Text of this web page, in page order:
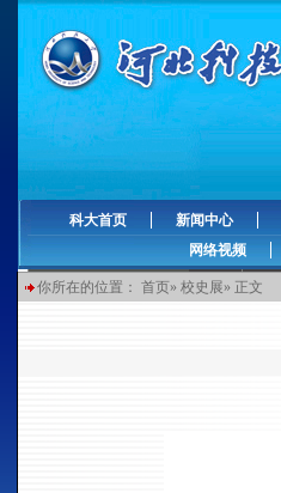
科大首页 新闻中心
网络视频
你所在的位置： 首页» 校史展» 正文